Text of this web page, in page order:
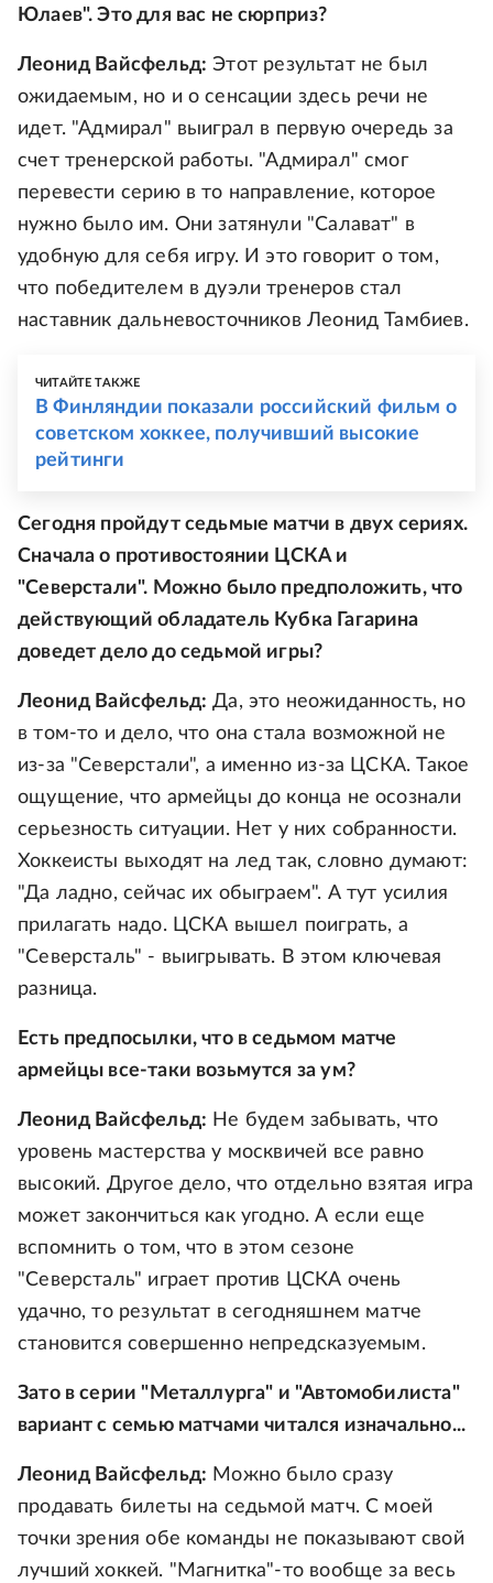
Юлаев". Это для вас не сюрприз?
Леонид Вайсфельд: Этот результат не был
ожидаемым, но и о сенсации здесь речи не
идет. "Адмирал" выиграл в первую очередь за
счет тренерской работы. "Адмирал" смог
перевести серию в то направление, которое
нужно было им. Они затянули "Салават" в
удобную для себя игру. И это говорит о том,
что победителем в дуэли тренеров стал
наставник дальневосточников Леонид Тамбиев.
ЧИТАЙТЕ ТАКЖЕ
В Финляндии показали российский фильм о
советском хоккее, получивший высокие
рейтинги
Сегодня пройдут седьмые матчи в двух сериях.
Сначала о противостоянии ЦСКА и
"Северстали". Можно было предположить, что
действующий обладатель Кубка Гагарина
доведет дело до седьмой игры?
Леонид Вайсфельд: Да, это неожиданность, но
в том-то и дело, что она стала возможной не
из-за "Северстали", а именно из-за ЦСКА. Такое
ощущение, что армейцы до конца не осознали
серьезность ситуации. Нет у них собранности.
Хоккеисты выходят на лед так, словно думают:
"Да ладно, сейчас их обыграем". А тут усилия
прилагать надо. ЦСКА вышел поиграть, а
"Северсталь" - выигрывать. В этом ключевая
разница.
Есть предпосылки, что в седьмом матче
армейцы все-таки возьмутся за ум?
Леонид Вайсфельд: Не будем забывать, что
уровень мастерства у москвичей все равно
высокий. Другое дело, что отдельно взятая игра
может закончиться как угодно. А если еще
вспомнить о том, что в этом сезоне
"Северсталь" играет против ЦСКА очень
удачно, то результат в сегодняшнем матче
становится совершенно непредсказуемым.
Зато в серии "Металлурга" и "Автомобилиста"
вариант с семью матчами читался изначально...
Леонид Вайсфельд: Можно было сразу
продавать билеты на седьмой матч. С моей
точки зрения обе команды не показывают свой
лучший хоккей. "Магнитка"-то вообще за весь